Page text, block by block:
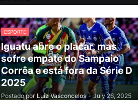
ESPORTE
Iguatu abre o placar, mas
sofre empate do Sampaio
Corrêa e está fora da Série D
2025
Postado por Luiz Vasconcelos - July 26, 2025